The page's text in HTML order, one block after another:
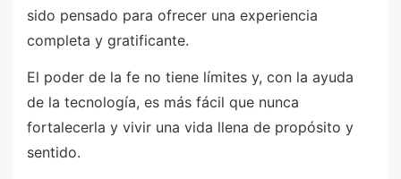
sido pensado para ofrecer una experiencia
completa y gratificante.
El poder de la fe no tiene límites y, con la ayuda
de la tecnología, es más fácil que nunca
fortalecerla y vivir una vida llena de propósito y
sentido.